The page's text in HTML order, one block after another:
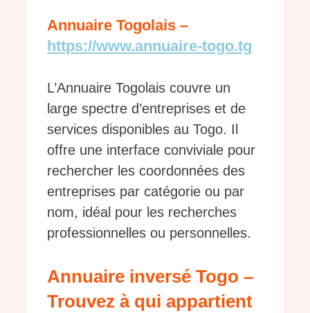
Annuaire Togolais –
https://www.annuaire-togo.tg
L’Annuaire Togolais couvre un
large spectre d’entreprises et de
services disponibles au Togo. Il
offre une interface conviviale pour
rechercher les coordonnées des
entreprises par catégorie ou par
nom, idéal pour les recherches
professionnelles ou personnelles.
Annuaire inversé Togo –
Trouvez à qui appartient